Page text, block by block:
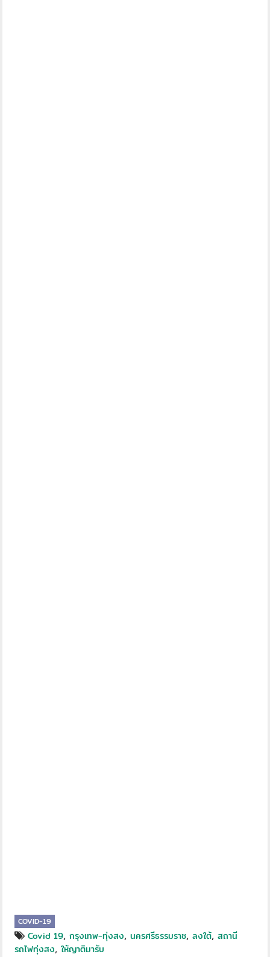
COVID-19
Covid 19,กรุงเทพ-ทุ่งสง,นครศรีธรรมราช,ลงใต้,สถานี
รถไฟทุ่งสง,ให้ญาติมารับ